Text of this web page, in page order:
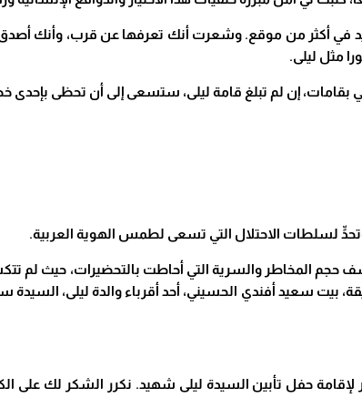
مثل ليلى.
بقامات، إن لم تبلغ قامة ليلى، ستسعى إلى أن تحظى بإحدى
لسلطات الاحتلال التي تسعى لطمس الهوية العربية.
المخاطر والسرية التي أحاطت بالتحضيرات، حيث لم
سعيد أفندي الحسيني، أحد أقرباء والدة ليلى، السيدة
حفل تأبين السيدة ليلى شهيد. نكرر الشكر لك على